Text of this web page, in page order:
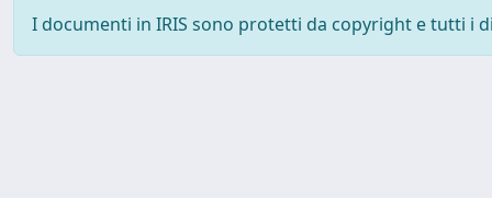
I documenti in IRIS sono protetti da copyright e tutti i